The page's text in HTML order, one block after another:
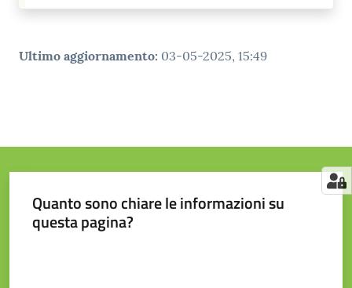
Ultimo aggiornamento: 03-05-2025, 15:49
Quanto sono chiare le informazioni su
questa pagina?